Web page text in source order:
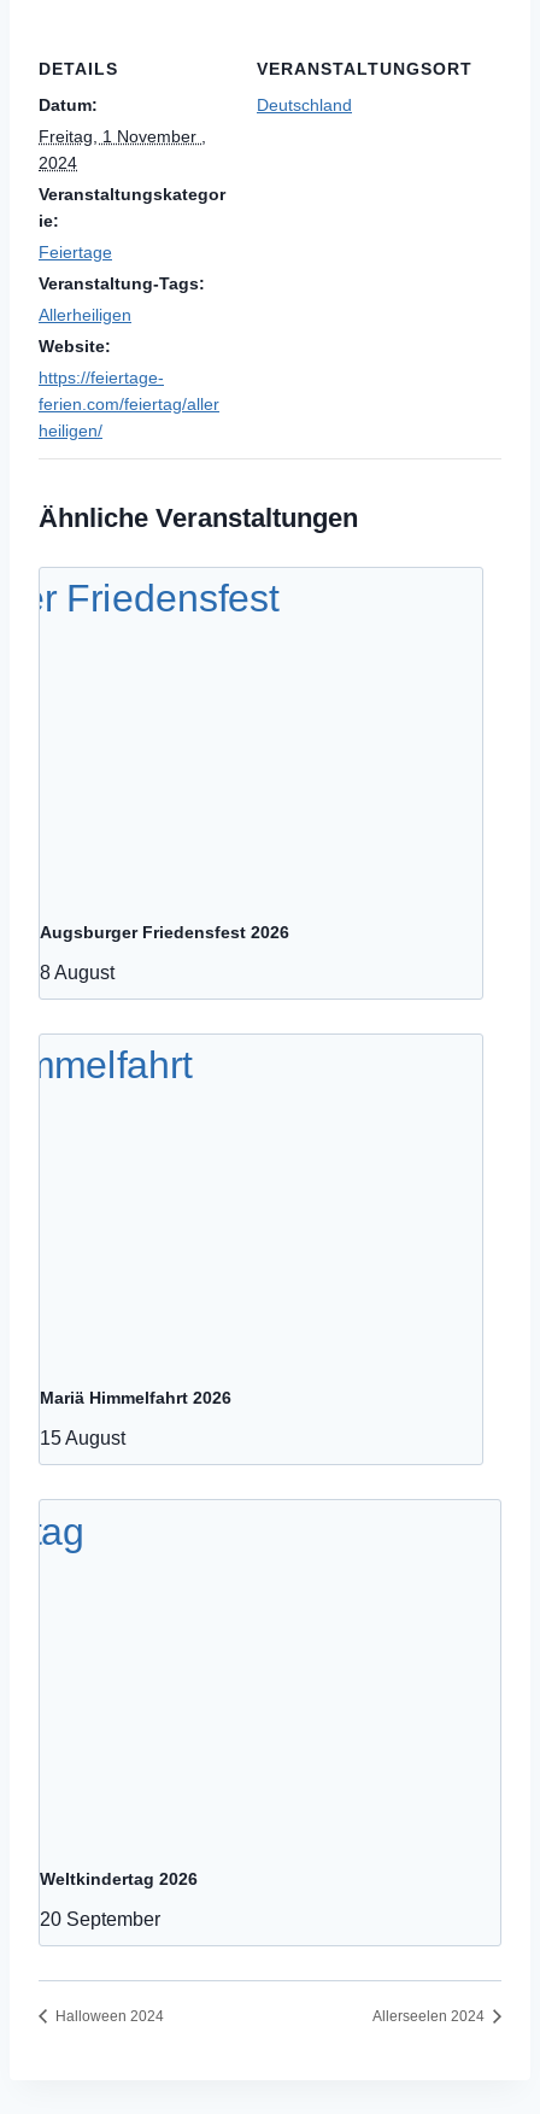
DETAILS
Datum:
Freitag, 1 November ,
2024
Veranstaltungskategor
ie:
Feiertage
Veranstaltung-Tags:
Allerheiligen
Website:
https://feiertage-
ferien.com/feiertag/aller
heiligen/
VERANSTALTUNGSORT
Deutschland
Ähnliche Veranstaltungen
Augsburger Friedensfest 2026
8 August
Mariä Himmelfahrt 2026
15 August
Weltkindertag 2026
20 September
Halloween 2024 Allerseelen 2024